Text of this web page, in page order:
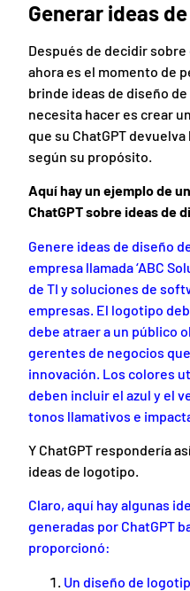
Generar ideas
Después de decidir
ahora es el momento de
brinde ideas de diseño
necesita hacer es crear
que su ChatGPT
según su propósito.
Aquí hay un ejemplo de
ChatGPT sobre ideas de
Genere ideas de diseño
empresa llamada ‘ABC
de TI y soluciones de
empresas. El logotipo
debe atraer a un público
gerentes de negocios
innovación. Los colores
deben incluir el azul y el
tonos llamativos e
Y ChatGPT respondería
ideas de logotipo.
Claro, aquí hay algunas
generadas por ChatGPT
proporcionó:
Un diseño de